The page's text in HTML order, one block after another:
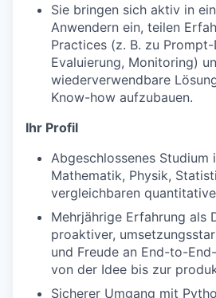
Sie bringen sich aktiv in
Anwendern ein, teilen
Practices (z. B. zu Prompt-
Evaluierung, Monitoring)
wiederverwendbare
Know-how aufzubauen.
Ihr Profil
Abgeschlossenes Studium
Mathematik, Physik,
vergleichbaren
Mehrjährige Erfahrung als
proaktiver,
und Freude an End-to-
von der Idee bis zur
Sicherer Umgang mit